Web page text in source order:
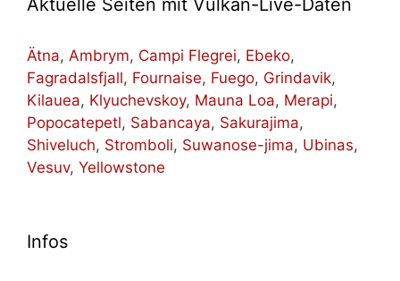
Aktuelle Seiten mit Vulkan-Live-Daten
Ätna, Ambrym, Campi Flegrei, Ebeko,
Fagradalsfjall, Fournaise, Fuego, Grindavik,
Kilauea, Klyuchevskoy, Mauna Loa, Merapi,
Popocatepetl, Sabancaya, Sakurajima,
Shiveluch, Stromboli, Suwanose-jima, Ubinas,
Vesuv, Yellowstone
Infos